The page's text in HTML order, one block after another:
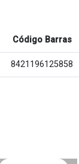
Código Barras
8421196125858